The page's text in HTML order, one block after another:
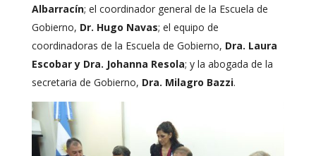
Albarracín; el coordinador general de la Escuela de
Gobierno, Dr. Hugo Navas; el equipo de
coordinadoras de la Escuela de Gobierno, Dra. Laura
Escobar y Dra. Johanna Resola; y la abogada de la
secretaria de Gobierno, Dra. Milagro Bazzi.